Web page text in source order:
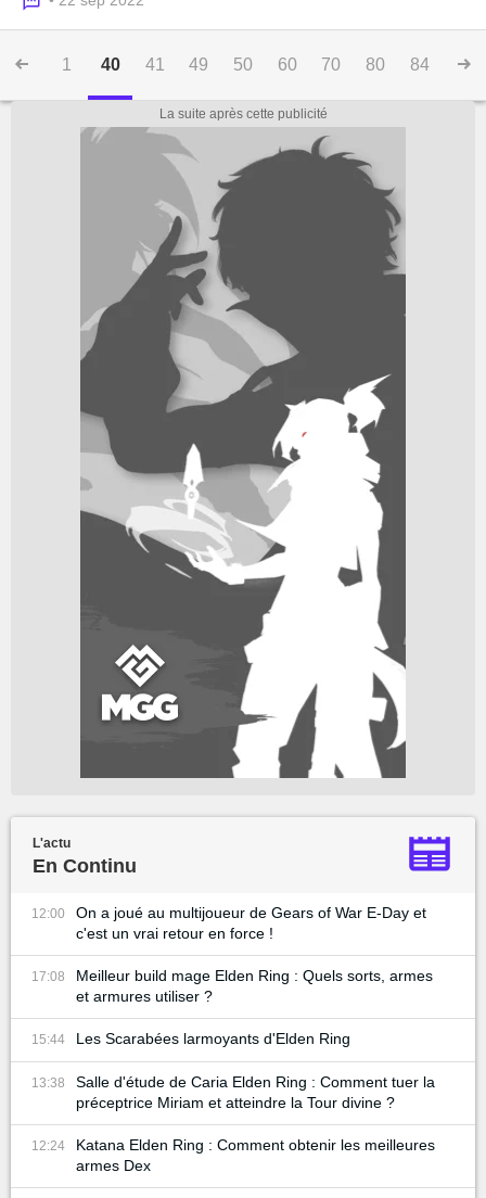
1 40 41 49 50 60 70 80 84
L'actu
En Continu
12:00
On a joué au multijoueur de Gears of War E-Day et
c'est un vrai retour en force !
17:08
Meilleur build mage Elden Ring : Quels sorts, armes
et armures utiliser ?
15:44 Les Scarabées larmoyants d'Elden Ring
13:38
Salle d'étude de Caria Elden Ring : Comment tuer la
préceptrice Miriam et atteindre la Tour divine ?
12:24
Katana Elden Ring : Comment obtenir les meilleures
armes Dex